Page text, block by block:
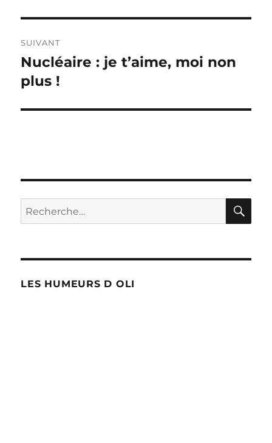
SUIVANT
Publication
suivante :
Nucléaire : je t’aime, moi non
plus !
Recherche
pour :
LES HUMEURS D OLI